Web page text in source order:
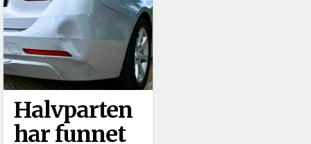
Halvparten
har funnet